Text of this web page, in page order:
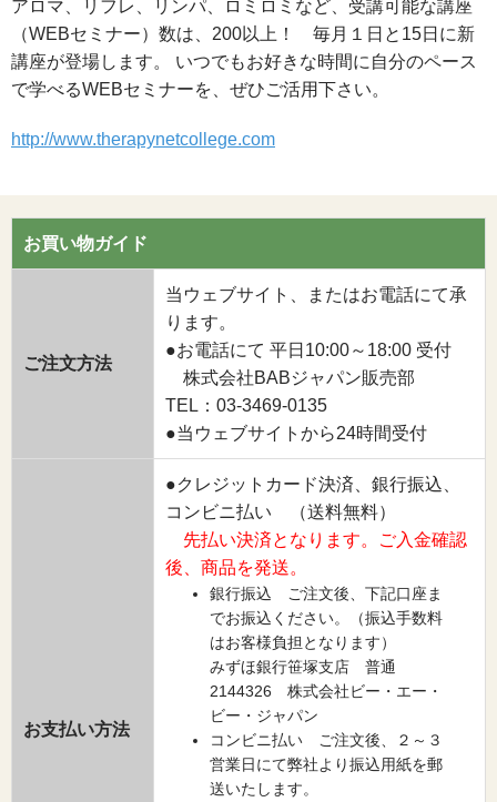
アロマ、リフレ、リンパ、ロミロミなど、受講可能な講座
（WEBセミナー）数は、200以上！ 毎月１日と15日に新
講座が登場します。 いつでもお好きな時間に自分のペース
で学べるWEBセミナーを、ぜひご活用下さい。
http://www.therapynetcollege.com
お買い物ガイド
ご注文方法
当ウェブサイト、またはお電話にて承
ります。
●お電話にて 平日10:00～18:00 受付
株式会社BABジャパン販売部
TEL：03-3469-0135
●当ウェブサイトから24時間受付
お支払い方法
●クレジットカード決済、銀行振込、
コンビニ払い （送料無料）
先払い決済となります。ご入金確認
後、商品を発送。
銀行振込 ご注文後、下記口座ま
でお振込ください。（振込手数料
はお客様負担となります）
みずほ銀行笹塚支店 普通
2144326 株式会社ビー・エー・
ビー・ジャパン
コンビニ払い ご注文後、２～３
営業日にて弊社より振込用紙を郵
送いたします。